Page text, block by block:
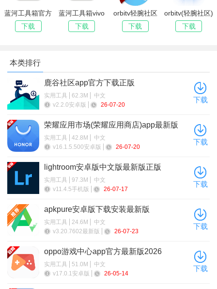
软件功能
文件处理：支持跨设备高速传输、投屏展示；可进行格式转
换、解压与压缩，便于文件管理。
识别功能：多语言文本精准识别转化；具备植物、动物识
别，满足知识探索需求。
个性化定制：支持自定义APP图标；设隐私应用锁和定时锁
机，保障隐私与作息。
入、应用管理、个性化改装，适配蓝河BlueOS等主流穿戴
蓝河工具箱官方
下载2026最新
版
下载
蓝河工具箱vivo
版下载
下载
orbitv轻腕社区
手表安卓版下载
下载
orbitv(轻腕社区)
官方版下载
下载
本类排行
鹿谷社区app官方下载正版
实用工具 62.3M
中文
v2.2.0安卓版
26-07-20
下载
荣耀应用市场(荣耀应用商店)app最新版
2026
实用工具 42.8M
中文
v16.1.5.500安卓版
26-07-20
下载
lightroom安卓版中文版最新版正版
实用工具 97.3M
中文
v11.4.5手机版
26-07-17
下载
apkpure安卓版下载安装最新版
实用工具 24.6M
中文
v3.20.7602最新版
26-07-23
下载
oppo游戏中心app官方最新版2026
实用工具 51.0M
中文
v17.0.1安卓版
26-05-14
下载